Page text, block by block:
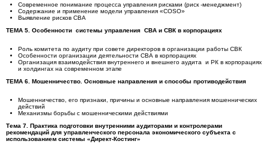
Современное понимание процесса управления рисками (риск -менеджмент)
Содержание и применение модели управления «CОSO»
Выявление рисков СВА
ТЕМА 5. Особенности системы управления СВА и СВК в корпорациях
Роль комитета по аудиту при совете директоров в организации работы СВК
Особенности организации деятельности СВА в корпорациях
Организация взаимодействия внутреннего и внешнего аудита и РК в корпорациях
и холдингах на современном этапе
ТЕМА 6. Мошенничество. Основные направления и способы противодействия
Мошенничество, его признаки, причины и основные направления мошеннических
действий
Механизмы борьбы с мошенническими действиями
Тема 7. Практика подготовки внутренними аудиторами и контролерами
рекомендаций для управленческого персонала экономического субъекта с
использованием системы «Директ-Костинг»